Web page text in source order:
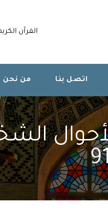
القرآن
اتصل بنا من نحن